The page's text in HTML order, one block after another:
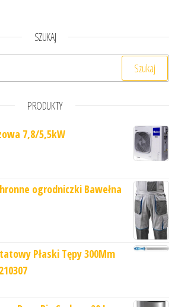
SZUKAJ
PRODUKTY
7,8/5,5kW
ogrodniczki Bawełna
Płaski Tępy 300Mm